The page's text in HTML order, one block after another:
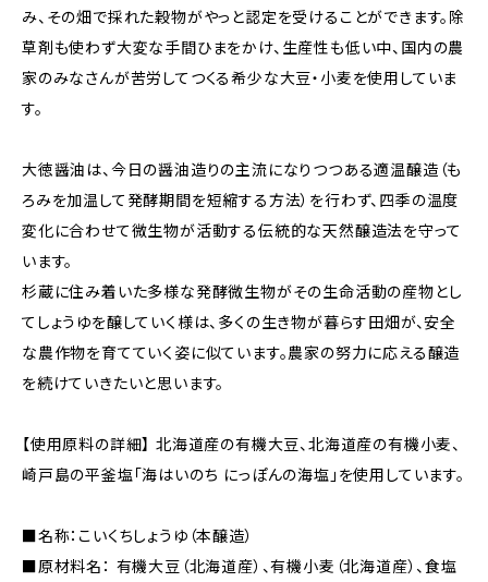
み、その畑で採れた穀物がやっと認定を受けることができます。除
草剤も使わず大変な手間ひまをかけ、生産性も低い中、国内の農
家のみなさんが苦労してつくる希少な大豆・小麦を使用していま
す。
大徳醤油は、今日の醤油造りの主流になりつつある適温醸造（も
ろみを加温して発酵期間を短縮する方法）を行わず、四季の温度
変化に合わせて微生物が活動する伝統的な天然醸造法を守って
います。
杉蔵に住み着いた多様な発酵微生物がその生命活動の産物とし
てしょうゆを醸していく様は、多くの生き物が暮らす田畑が、安全
な農作物を育てていく姿に似ています。農家の努力に応える醸造
を続けていきたいと思います。
【使用原料の詳細】 北海道産の有機大豆、北海道産の有機小麦、
崎戸島の平釜塩「海はいのち にっぽんの海塩」を使用しています。
■名称：こいくちしょうゆ（本醸造）
■原材料名： 有機大豆（北海道産）、有機小麦（北海道産）、食塩